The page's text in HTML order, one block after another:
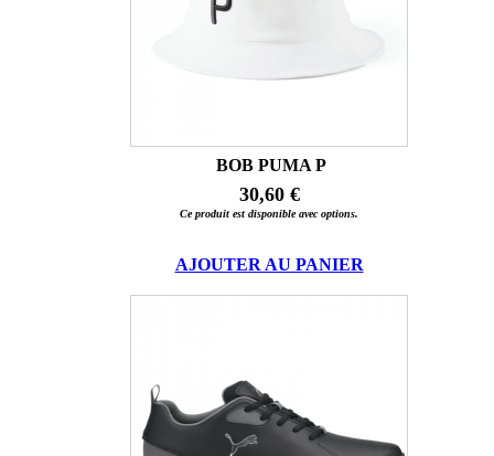
BOB PUMA P
30,60 €
Ce produit est disponible avec options.
AJOUTER AU PANIER